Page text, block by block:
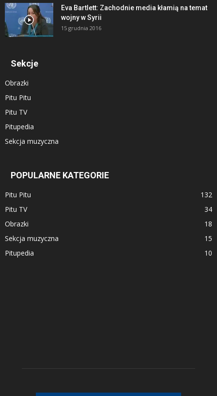
Eva Bartlett: Zachodnie media kłamią na temat
wojny w Syrii
15 grudnia 2016
Sekcje
Obrazki
Pitu Pitu
Pitu TV
Pitupedia
Sekcja muzyczna
POPULARNE KATEGORIE
Pitu Pitu
132
Pitu TV
34
Obrazki
18
Sekcja muzyczna
15
Pitupedia
10